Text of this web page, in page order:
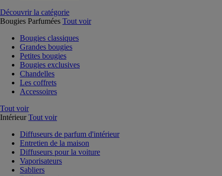
Découvrir la catégorie
Bougies Parfumées Tout voir
Bougies classiques
Grandes bougies
Petites bougies
Bougies exclusives
Chandelles
Les coffrets
Accessoires
Tout voir
Intérieur Tout voir
Diffuseurs de parfum d'intérieur
Entretien de la maison
Diffuseurs pour la voiture
Vaporisateurs
Sabliers